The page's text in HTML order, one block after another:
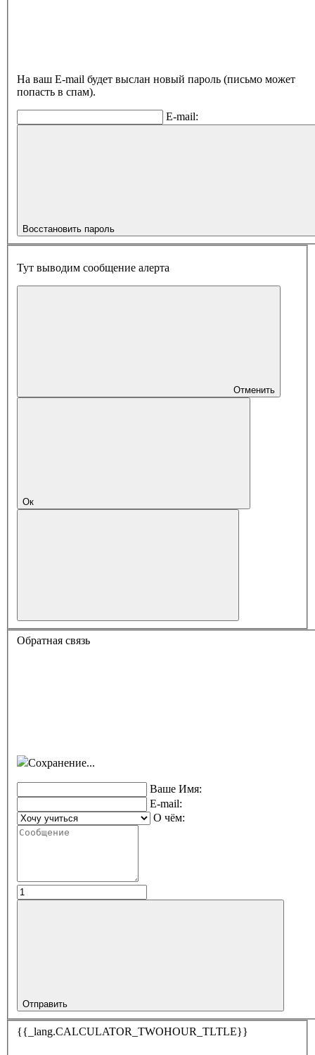
На ваш E-mail будет выслан новый пароль (письмо может
попасть в спам).
E-mail:
Восстановить пароль
Тут выводим сообщение алерта
Отменить
Ок
Обратная связь
Сохранение...
Ваше Имя:
E-mail:
О чём:
Отправить
{{_lang.CALCULATOR_TWOHOUR_TLTLE}}